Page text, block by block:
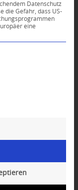
*
Adresse*
Datenschutz
die Gefahr, dass US-
eine
für die